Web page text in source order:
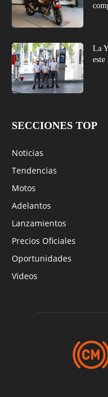
La
este
SECCIONES TOP
Noticias
Tendencias
Motos
Adelantos
Lanzamientos
Precios Oficiales
Oportunidades
Videos